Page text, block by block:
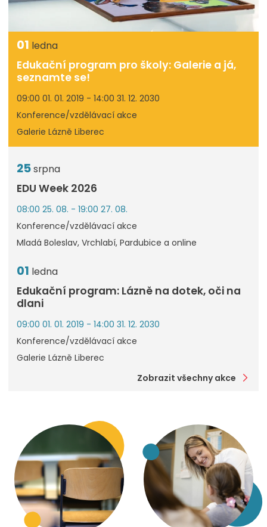
01 ledna
Edukační program pro školy: Galerie a já,
seznamte se!
09:00 01. 01. 2019 - 14:00 31. 12. 2030
Konference/vzdělávací akce
Galerie Lázně Liberec
25srpna
EDU Week 2026
08:00 25. 08. - 19:00 27. 08.
Konference/vzdělávací akce
Mladá Boleslav, Vrchlabí, Pardubice a online
01 ledna
Edukační program: Lázně na dotek, oči na
dlani
09:00 01. 01. 2019 - 14:00 31. 12. 2030
Konference/vzdělávací akce
Galerie Lázně Liberec
Zobrazit všechny akce